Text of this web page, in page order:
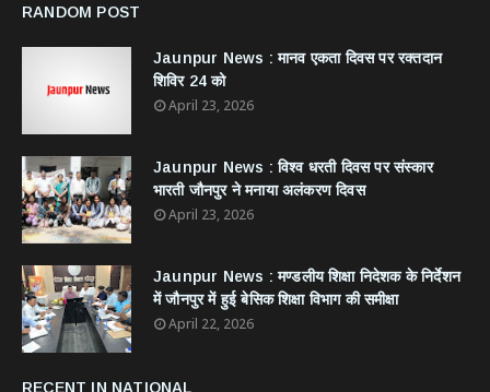
RANDOM POST
Jaunpur News : ​मानव एकता दिवस पर रक्तदान
शिविर 24 को
April 23, 2026
Jaunpur News : विश्व धरती दिवस पर संस्कार
भारती जौनपुर ने मनाया अलंकरण दिवस
April 23, 2026
Jaunpur News : ​मण्डलीय शिक्षा निदेशक के निर्देशन
में जौनपुर में हुई बेसिक शिक्षा विभाग की समीक्षा
April 22, 2026
RECENT IN NATIONAL